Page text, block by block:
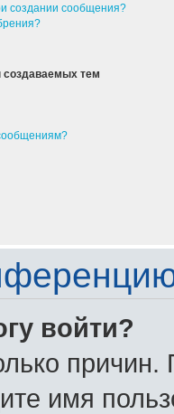
создании сообщения?
создаваемых тем
войти?
причин.
имя